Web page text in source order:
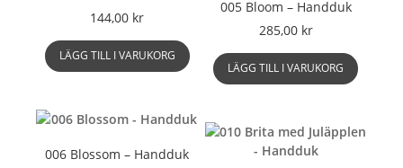
kan
väljas
144,00 kr
LÄGG TILL I VARUKORG
005 Bloom – Handduk
285,00 kr
LÄGG TILL I VARUKORG
006 Blossom – Handduk